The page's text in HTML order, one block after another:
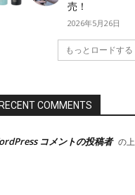
売！
2026年5月26日
もっとロードする
COMMENTS
コメントの投稿者 の上